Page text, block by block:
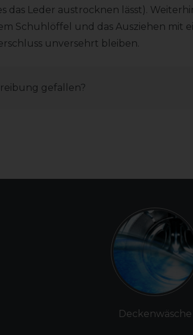
das Leder austrocknen lässt).
Schuhlöffel und das Ausziehen mit
unversehrt bleiben.
gefallen?
Deckenwäsche